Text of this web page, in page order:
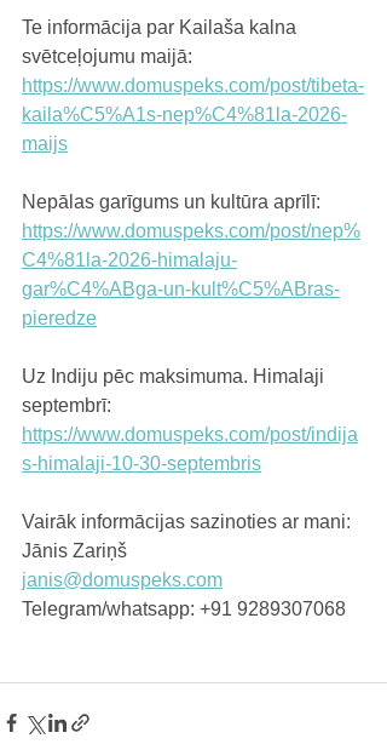
Te informācija par Kailaša kalna
svētceļojumu maijā:
https://www.domuspeks.com/post/tibeta-
kaila%C5%A1s-nep%C4%81la-2026-
maijs
Nepālas garīgums un kultūra aprīlī:
https://www.domuspeks.com/post/nep%
C4%81la-2026-himalaju-
gar%C4%ABga-un-kult%C5%ABras-
pieredze
Uz Indiju pēc maksimuma. Himalaji
septembrī:
https://www.domuspeks.com/post/indija
s-himalaji-10-30-septembris
Vairāk informācijas sazinoties ar mani:
Jānis Zariņš
janis@domuspeks.com
Telegram/whatsapp: +91 9289307068